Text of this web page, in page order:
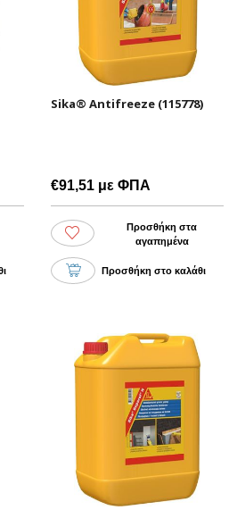
Sika® Antifreeze (115778)
€91,51 με ΦΠΑ
Προσθήκη στα
αγαπημένα
Προσθήκη στο καλάθι